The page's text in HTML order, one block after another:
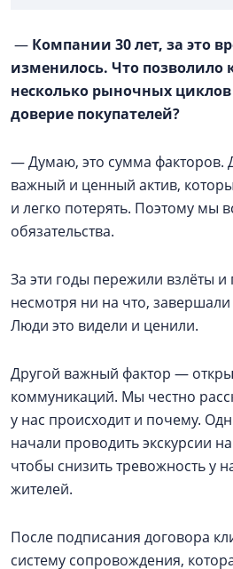
— Компании 30 лет, за это
изменилось. Что
несколько рыночных
доверие покупателей?
— Думаю, это сумма факторов.
важный и ценный актив,
и легко потерять. Поэтому мы
обязательства.
За эти годы пережили взлёты
несмотря ни на что,
Люди это видели и ценили.
Другой важный фактор —
коммуникаций. Мы честно
у нас происходит и почему.
начали проводить экскурсии
чтобы снизить тревожность у
жителей.
После подписания договора
систему сопровождения,